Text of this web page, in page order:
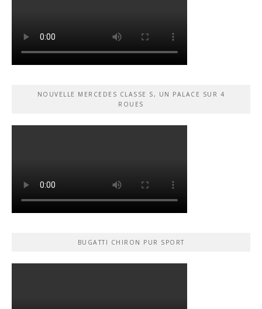
NOUVELLE MERCEDES CLASSE S, UN PALACE SUR 4
ROUES
BUGATTI CHIRON PUR SPORT